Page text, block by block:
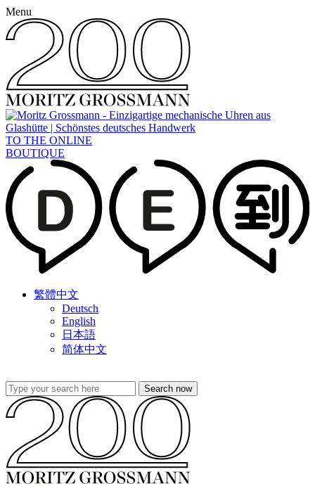
Menu
TO THE ONLINE
BOUTIQUE
繁體中文
Deutsch
English
日本語
简体中文